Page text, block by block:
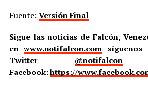
Fuente: Versión Final
Sigue las noticias de Falcón,
enwww.notifalcon.com síguenos
Twitter @notifalcony
Facebook:https://